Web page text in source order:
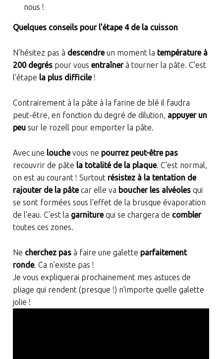
nous !
Quelques conseils pour l'étape 4 de la cuisson
N'hésitez pas à descendreun moment la température à
200 degréspour vous entraînerà tourner la pâte. C'est
l'étape la plus difficile!
Contrairement à la pâte à la farine de blé il faudra
peut-être, en fonction du degré de dilution, appuyer un
peusur le rozell pour emporter la pâte.
Avec une louchevous ne pourrez peut-être pas
recouvrir de pâte la totalité de la plaque. C'est normal,
on est au courant ! Surtout résistez à la tentation de
rajouter de la pâtecar elle va boucher les alvéolesqui
se sont formées sous l'effet de la brusque évaporation
de l'eau. C'est la garniturequi se chargera de combler
toutes ces zones.
Ne cherchez pasà faire une galette parfaitement
ronde. Ca n'existe pas !
Je vous expliquerai prochainement mes astuces de
pliage qui rendent (presque !) n'importe quelle galette
jolie !